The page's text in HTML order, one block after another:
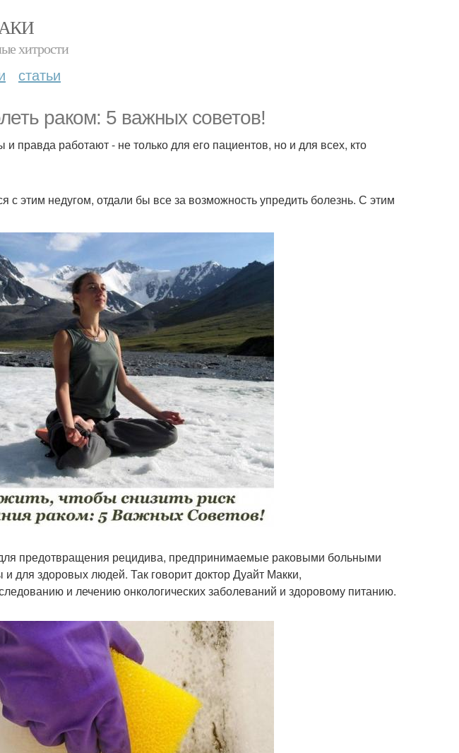
хитрости
статьи
раком: 5 важных советов!
и правда работают - не только для его пациентов, но и для всех, кто
этим недугом, отдали бы все за возможность упредить болезнь. С этим
предотвращения рецидива, предпринимаемые раковыми больными
для здоровых людей. Так говорит доктор Дуайт Макки,
и лечению онкологических заболеваний и здоровому питанию.